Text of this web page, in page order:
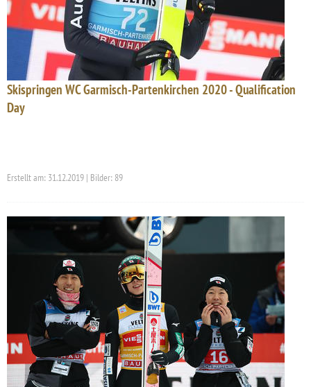
Skispringen WC Garmisch-Partenkirchen 2020 - Qualification
Day
Erstellt am: 31.12.2019 | Bilder: 89